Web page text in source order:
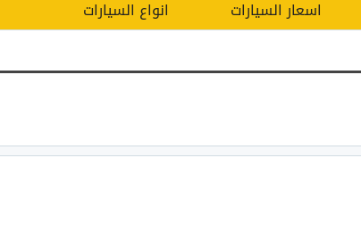
اسعار السيارات انواع السيارات